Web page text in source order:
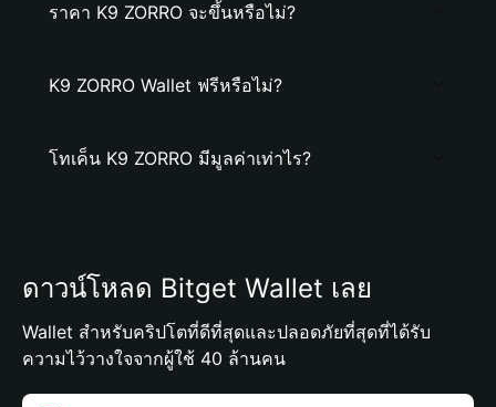
ราคา K9 ZORRO จะขึ้นหรือไม่?
K9 ZORRO Wallet ฟรีหรือไม่?
โทเค็น K9 ZORRO มีมูลค่าเท่าไร?
ดาวน์โหลด Bitget Wallet เลย
Wallet สำหรับคริปโตที่ดีที่สุดและปลอดภัยที่สุดที่ได้รับ
ความไว้วางใจจากผู้ใช้ 40 ล้านคน